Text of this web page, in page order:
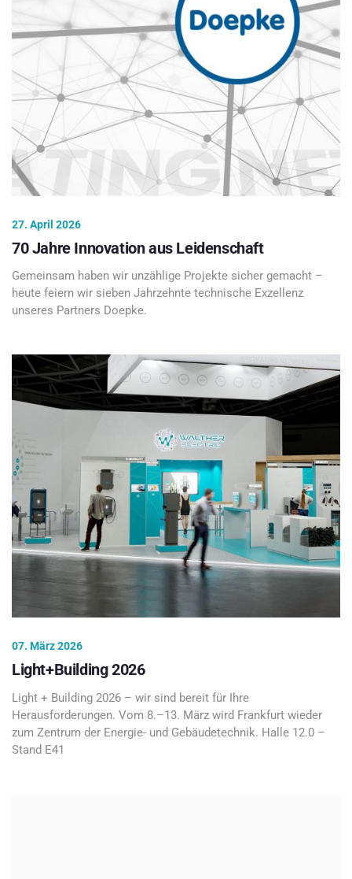
27. April 2026
70 Jahre Innovation aus Leidenschaft
Gemeinsam haben wir unzählige Projekte sicher gemacht –
heute feiern wir sieben Jahrzehnte technische Exzellenz
unseres Partners Doepke.
07. März 2026
Light+Building 2026
Light + Building 2026 – wir sind bereit für Ihre
Herausforderungen. Vom 8.–13. März wird Frankfurt wieder
zum Zentrum der Energie- und Gebäudetechnik. Halle 12.0 –
Stand E41